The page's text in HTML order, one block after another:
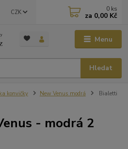
Menu
CZK
Hledat
0 ks
za 0,00 Kč
konvičky New Venus modrá
Bialetti
- modrá 2